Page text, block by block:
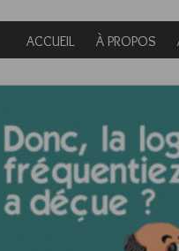
ACCUEIL À PROPOS